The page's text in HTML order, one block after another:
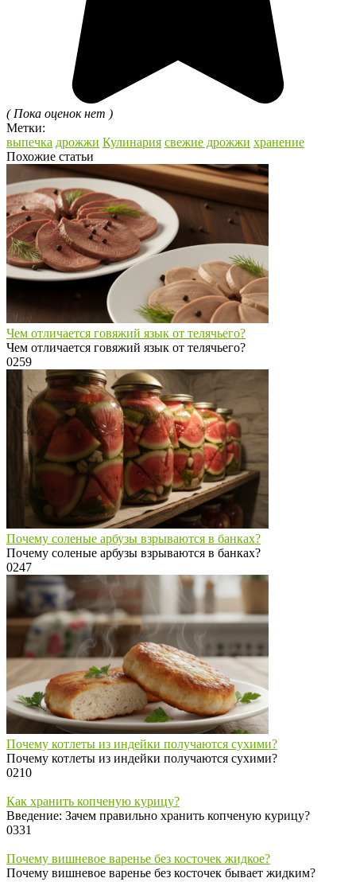
( Пока оценок нет )
Метки:
выпечка дрожжи Кулинария свежие дрожжи хранение
Похожие статьи
Чем отличается говяжий язык от телячьего?
Чем отличается говяжий язык от телячьего?
0259
Почему соленые арбузы взрываются в банках?
Почему соленые арбузы взрываются в банках?
0247
Почему котлеты из индейки получаются сухими?
Почему котлеты из индейки получаются сухими?
0210
Как хранить копченую курицу?
Введение: Зачем правильно хранить копченую курицу?
0331
Почему вишневое варенье без косточек жидкое?
Почему вишневое варенье без косточек бывает жидким?